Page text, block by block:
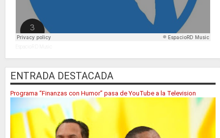
EspacioRD Music
ENTRADA DESTACADA
Programa “Finanzas con Humor” pasa de YouTube a la Television